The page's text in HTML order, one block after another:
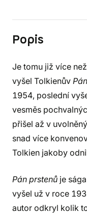
Popis
Je tomu již více
vyšel Tolkienův
1954, poslední
vesměs
přišel až v
snad více
Tolkien jakoby
Pán prstenů je
vyšel už v roce
autor odkryl kolik